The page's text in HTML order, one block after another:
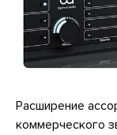
Расширение
коммерческого